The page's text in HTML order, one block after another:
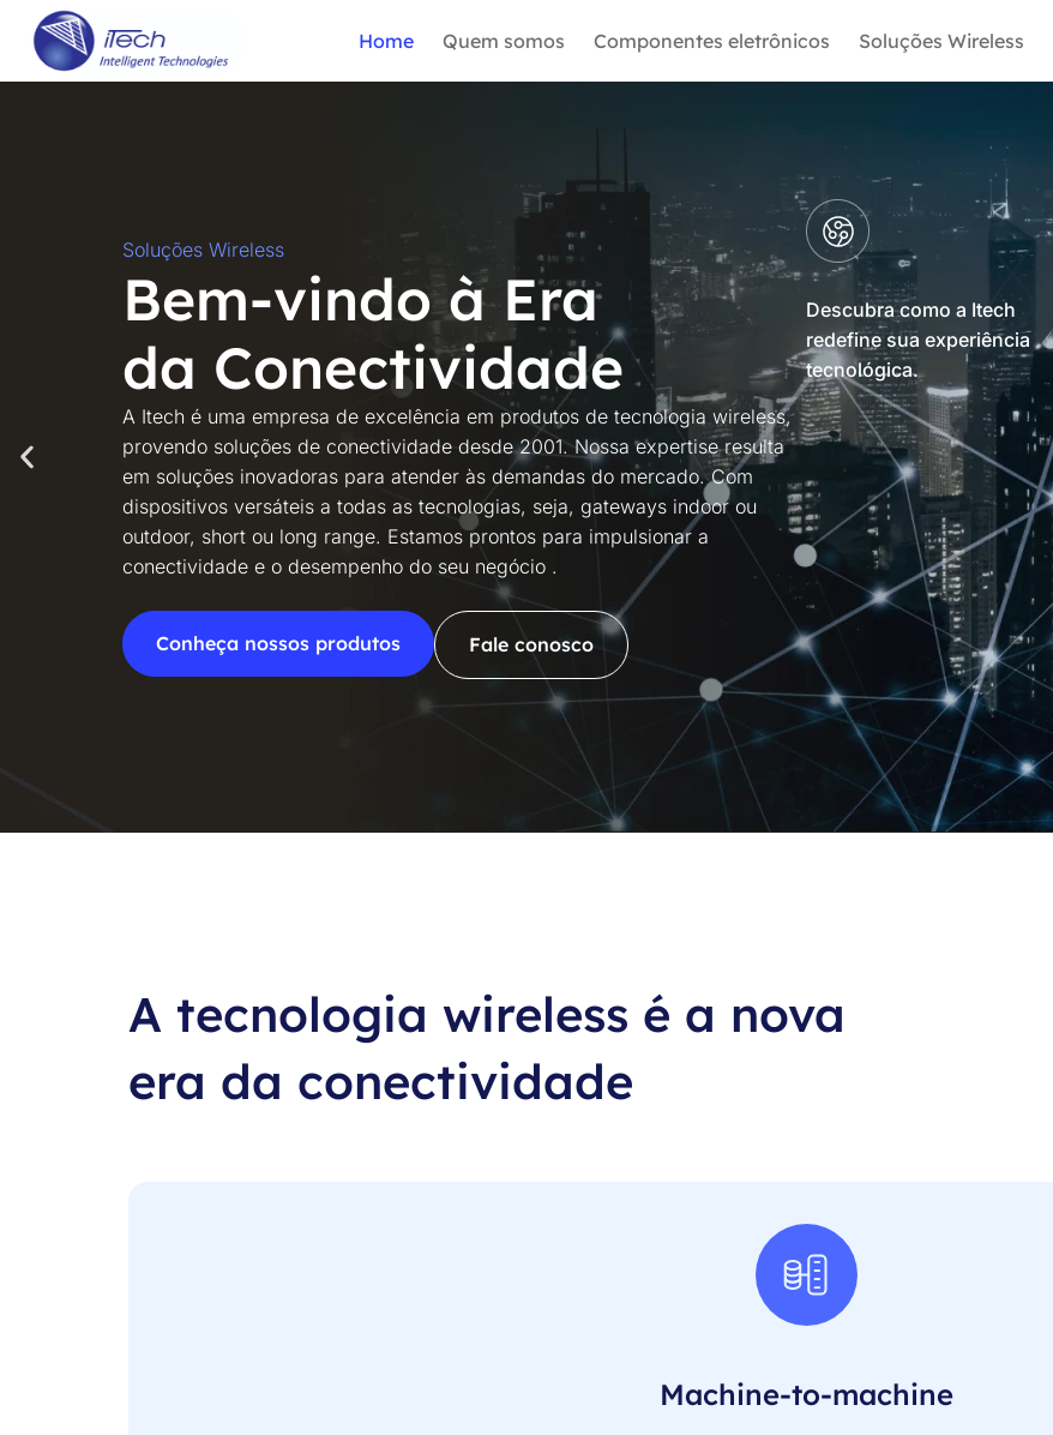
Home Quem somos Componentes eletrônicos Soluções Wireless
Soluções Wireless
Bem-vindo à Era
da Conectividade
A Itech é uma empresa de excelência em produtos de tecnologia wireless,
provendo soluções de conectividade desde 2001. Nossa expertise resulta
em soluções inovadoras para atender às demandas do mercado. Com
dispositivos versáteis a todas as tecnologias, seja, gateways indoor ou
outdoor, short ou long range. Estamos prontos para impulsionar a
conectividade e o desempenho do seu negócio .
Conheça nossos produtos Fale conosco
Descubra como a Itech
redefine sua experiência
tecnológica.
A tecnologia wireless é a nova
era da conectividade
Machine-to-machine